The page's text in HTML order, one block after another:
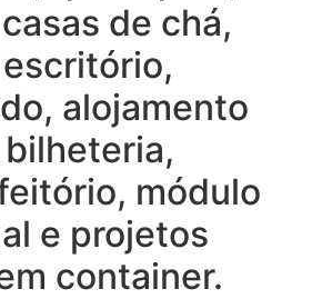
de chá,
alojamento
módulo
e projetos
container.